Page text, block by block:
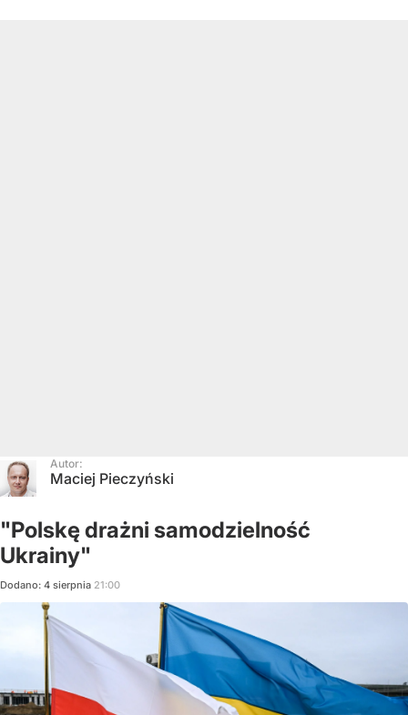
Autor:
Maciej Pieczyński
"Polskę drażni samodzielność
Ukrainy"
Dodano: 4 sierpnia 21:00